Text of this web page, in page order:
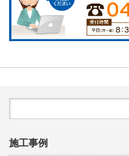
施工事例